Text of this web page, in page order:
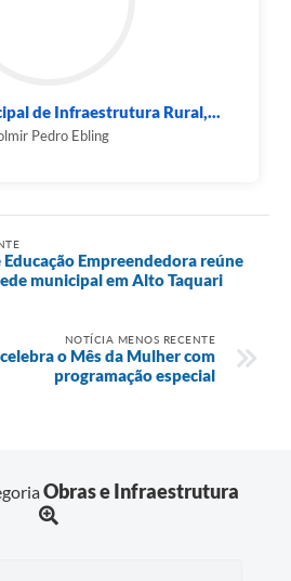
de Infraestrutura Rural,...
Pedro Ebling
Empreendedora reúne
municipal em Alto Taquari
NOTÍCIA MENOS RECENTE
o Mês da Mulher com
programação especial
Obras e Infraestrutura